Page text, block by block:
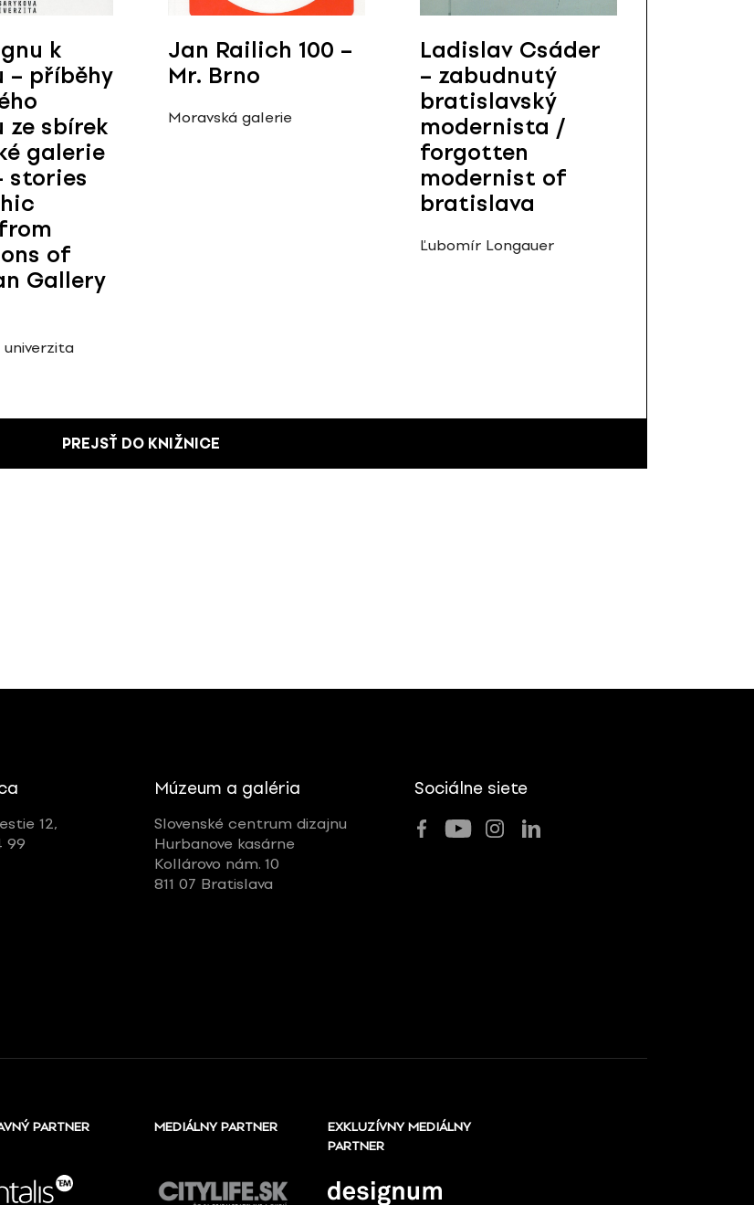
k
– příběhy
ze sbírek
galerie
stories
of
Gallery
univerzita
Jan Railich 100 –
Mr. Brno
Moravská galerie
Ladislav Csáder
– zabudnutý
bratislavský
modernista /
forgotten
modernist of
bratislava
Ľubomír Longauer
PREJSŤ DO KNIŽNICE
12,
99
Múzeum a galéria
Slovenské centrum dizajnu
Hurbanove kasárne
Kollárovo nám. 10
811 07 Bratislava
Sociálne siete
PARTNER MEDIÁLNY PARTNER
EXKLUZÍVNY MEDIÁLNY
PARTNER